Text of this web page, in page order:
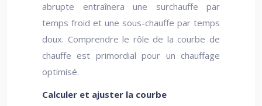
abrupte entraînera une surchauffe par
temps froid et une sous-chauffe par temps
doux. Comprendre le rôle de la courbe de
chauffe est primordial pour un chauffage
optimisé.
Calculer et ajuster la courbe